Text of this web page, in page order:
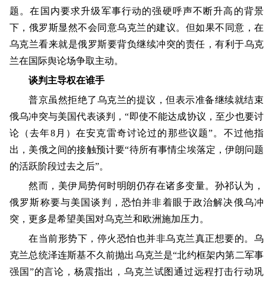
题。在国内要求升级军事行动的强硬呼声不断升高的背景
下，俄罗斯显然不会同意乌克兰的建议。但如果不同意，在
乌克兰看来就是俄罗斯要背负继续冲突的责任，有利于乌克
兰在国际舆论场争取主动。
谈判主导权在谁手
普京虽然拒绝了乌克兰的提议，但表示准备继续就结束
俄乌冲突与美国代表谈判，“即使不能达成协议，至少也要讨
论（去年8月）在安克雷奇讨论过的那些议题”。不过他指
出，美俄之间的接触预计要“待所有事情尘埃落定，伊朗问题
的活跃阶段过去之后”。
然而，美伊局势何时明朗仍存在诸多变量。孙祁认为，
俄罗斯称要与美国谈判，恐怕并非着眼于政治解决俄乌冲
突，更多是希望美国对乌克兰和欧洲施加压力。
在当前形势下，停火恐怕也并非乌克兰真正想要的。乌
克兰总统泽连斯基不久前抛出乌克兰是“北约框架内第二军事
强国”的言论，杨震指出，乌克兰试图通过远程打击行动巩